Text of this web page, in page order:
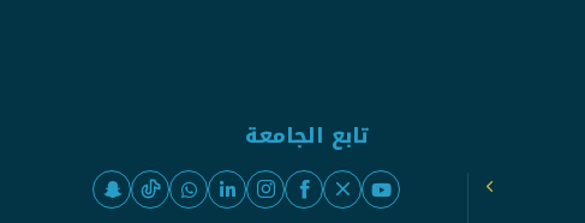
تابع الجامعة